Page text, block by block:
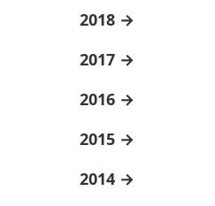
2018
2017
2016
2015
2014